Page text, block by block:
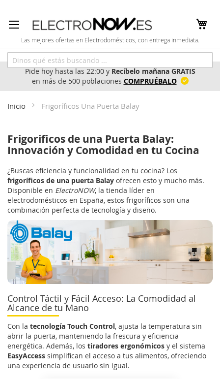
al
contenido
Las mejores ofertas en Electrodomésticos, con entrega inmediata.
Pide hoy hasta las 22:00 yRecíbelo mañana GRATIS
en más de 500 poblaciones COMPRUÉBALO
Inicio Frigoríficos Una Puerta Balay
Frigorificos de una Puerta Balay:
Innovación y Comodidad en tu Cocina
¿Buscas eficiencia y funcionalidad en tu cocina? Los
frigoríficos de una puerta Balay ofrecen esto y mucho más.
Disponible en ElectroNOW, la tienda líder en
electrodomésticos en España, estos frigoríficos son una
combinación perfecta de tecnología y diseño.
Control Táctil y Fácil Acceso: La Comodidad al
Alcance de tu Mano
Con la tecnología Touch Control, ajusta la temperatura sin
abrir la puerta, manteniendo la frescura y eficiencia
energética. Además, los tiradores ergonómicos y el sistema
EasyAccess simplifican el acceso a tus alimentos, ofreciendo
una experiencia de usuario sin igual.